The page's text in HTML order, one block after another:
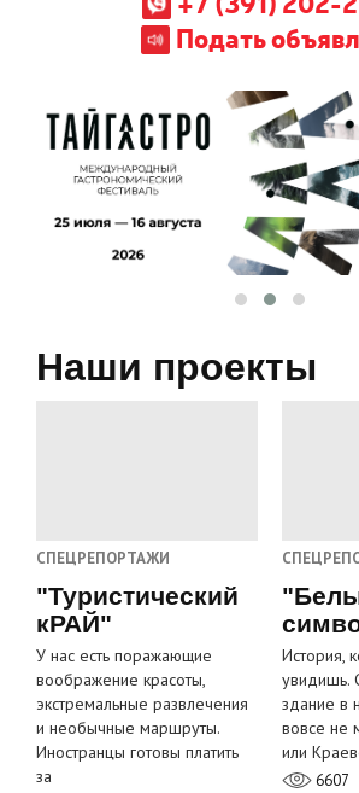
Подать
Наши проекты
СПЕЦРЕПОРТАЖИ
"Туристический
кРАЙ"
У нас есть поражающие
воображение красоты,
экстремальные развлечения
и необычные маршруты.
Иностранцы готовы платить
за
История,
увидишь.
здание в
вовсе не
или
6607